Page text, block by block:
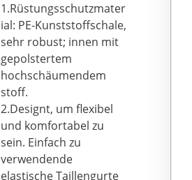
1.Rüstungsschutzmater
ial: PE-Kunststoffschale,
sehr robust; innen mit
gepolstertem
hochschäumendem
stoff.
2.Designt, um flexibel
und komfortabel zu
sein. Einfach zu
verwendende
elastische Taillengurte